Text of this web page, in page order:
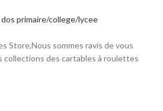
dos primaire/college/lycee
Store,Nous sommes ravis de vous
collections des cartables à roulettes